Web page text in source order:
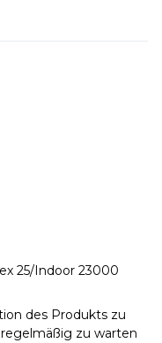
25/Indoor 23000
des Produkts zu
zu warten